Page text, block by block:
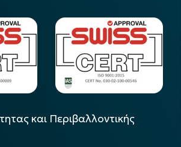
και Περιβαλλοντικής